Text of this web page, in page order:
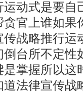
动式是要自
官上谁如果
战略推行运
台所不定性
掌握所以这
法律宣传战